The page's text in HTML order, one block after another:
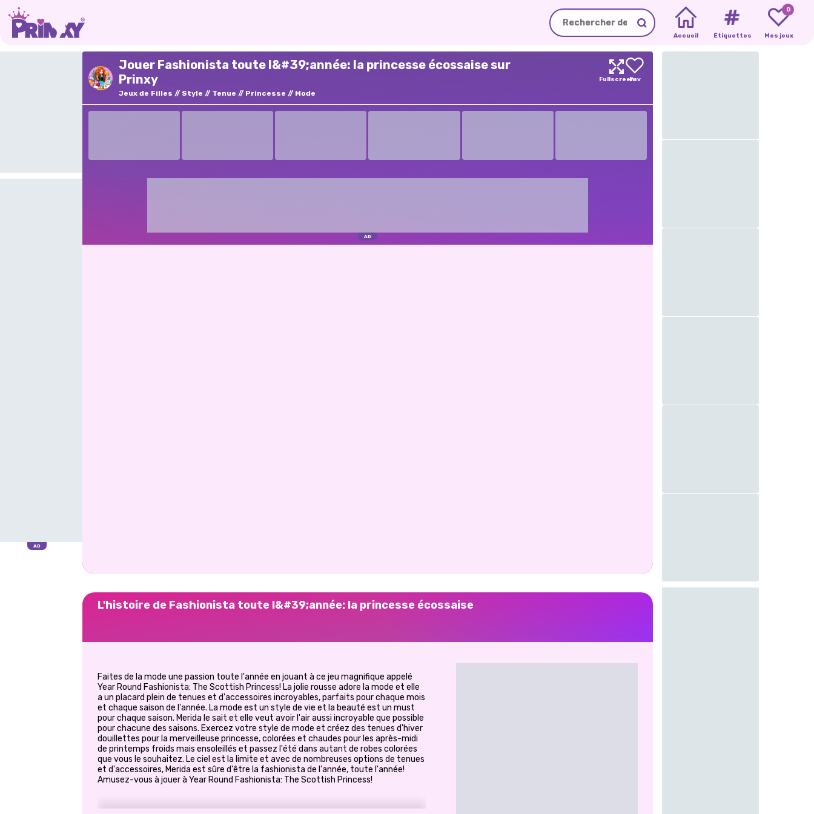
Accueil Étiquettes
0
Mes jeux
Jouer Fashionista toute l&#39;année: la princesse écossaise sur
Prinxy
Jeux de Filles Style Tenue Princesse Mode
L'histoire de Fashionista toute l&#39;année: la princesse écossaise
Faites de la mode une passion toute l'année en jouant à ce jeu magnifique appelé
Year Round Fashionista: The Scottish Princess! La jolie rousse adore la mode et elle
a un placard plein de tenues et d'accessoires incroyables, parfaits pour chaque mois
et chaque saison de l'année. La mode est un style de vie et la beauté est un must
pour chaque saison. Merida le sait et elle veut avoir l'air aussi incroyable que possible
pour chacune des saisons. Exercez votre style de mode et créez des tenues d'hiver
douillettes pour la merveilleuse princesse, colorées et chaudes pour les après-midi
de printemps froids mais ensoleillés et passez l'été dans autant de robes colorées
que vous le souhaitez. Le ciel est la limite et avec de nombreuses options de tenues
et d'accessoires, Merida est sûre d'être la fashionista de l'année, toute l'année!
Amusez-vous à jouer à Year Round Fashionista: The Scottish Princess!